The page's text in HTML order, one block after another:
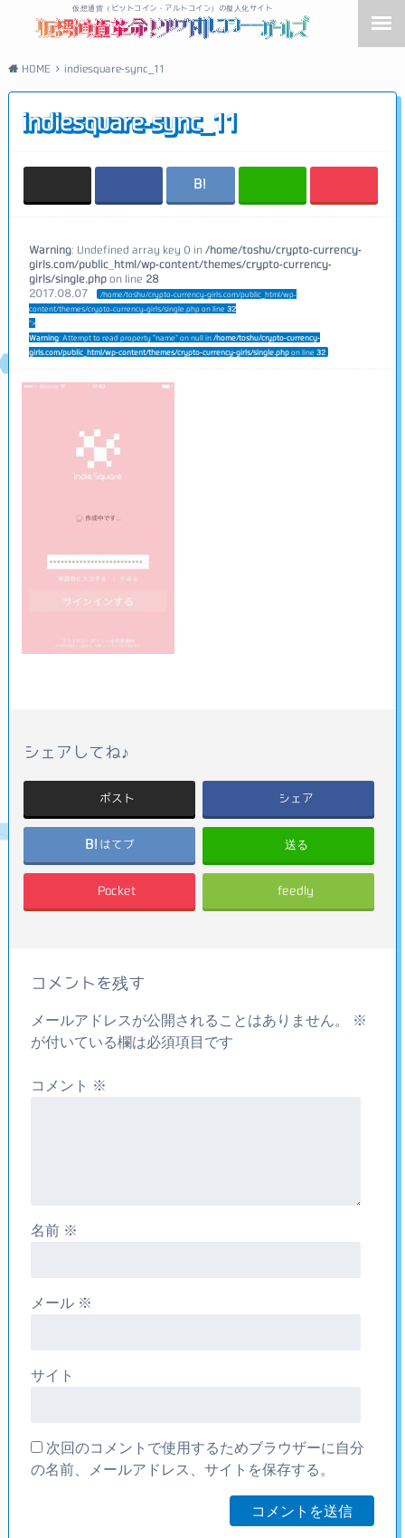
仮想通貨（ビットコイン・アルトコイン）の擬人化サイト
HOME indiesquare-sync_11
indiesquare-sync_11
Warning: Undefined array key 0 in /home/toshu/crypto-currency-
girls.com/public_html/wp-content/themes/crypto-currency-
girls/single.php on line 28
2017.08.07
/home/toshu/crypto-currency-girls.com/public_html/wp-
content/themes/crypto-currency-girls/single.php on line32
">
Warning: Attempt to read property "name" on null in /home/toshu/crypto-currency-
girls.com/public_html/wp-content/themes/crypto-currency-girls/single.php on line32
シェアしてね♪
ポスト シェア
はてブ 送る
Pocket feedly
コメントを残す
メールアドレスが公開されることはありません。
※
が付いている欄は必須項目です
コメント ※
名前 ※
メール ※
サイト
次回のコメントで使用するためブラウザーに自分
の名前、メールアドレス、サイトを保存する。